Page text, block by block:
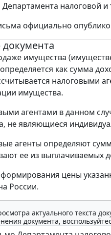
налоговой
официально
имущества
как сумма
налоговыми
имущества.
агентами в данном
не являющиеся
агенты определяют
ее из выплачиваемых
цены
России.
актуального текста
документа,